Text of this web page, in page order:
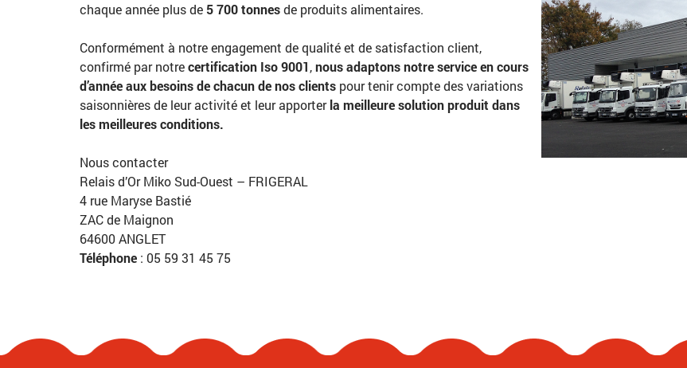
chaque année plus de 5 700 tonnesde produits alimentaires.
Conformément à notre engagement de qualité et de satisfaction client,
confirmé par notrecertification Iso 9001,nous adaptons notre service en cours
d’année aux besoins de chacun de nos clients pour tenir compte des variations
saisonnières de leur activité et leur apporterla meilleure solution produit dans
les meilleures conditions.
Nous contacter
Relais d’Or Miko Sud-Ouest – FRIGERAL
4 rue Maryse Bastié
ZAC de Maignon
64600 ANGLET
Téléphone : 05 59 31 45 75